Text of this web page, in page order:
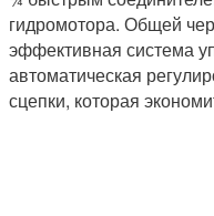
гидромотора. Общей
эффективная система
автоматическая
сцепки, которая